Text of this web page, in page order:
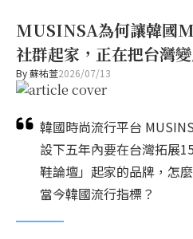
MUSINSA為何讓韓國
社群起家，正在把台灣
By蘇祐萱2026/07/13
韓國時尚流行平台
設下五年內要在台灣拓展
鞋論壇」起家的品牌，怎
當今韓國流行指標？